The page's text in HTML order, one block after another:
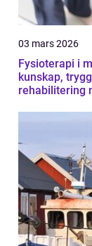
03 mars 2026
Fysioterapi i
kunskap,
rehabilitering